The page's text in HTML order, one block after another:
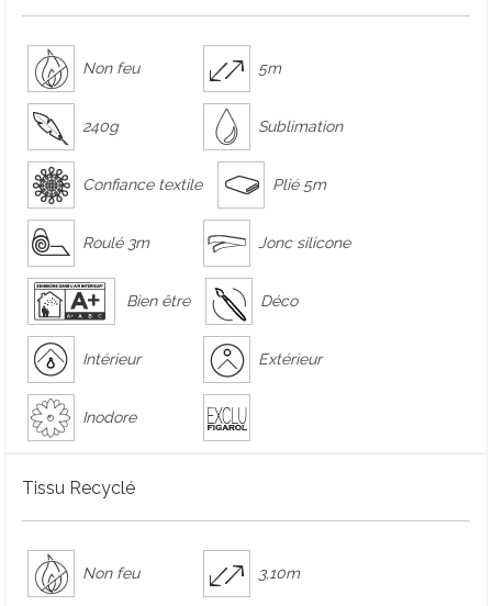
Non feu 5m
240g Sublimation
Confiance textile Plié 5m
Roulé 3m Jonc silicone
Bien être Déco
Intérieur Extérieur
Inodore
Tissu Recyclé
Non feu 3,10m